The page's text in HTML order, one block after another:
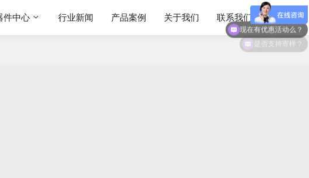
件中心 行业新闻 产品案例 关于我们 联系我们
是否支持寄样？
现在有优惠活动么？